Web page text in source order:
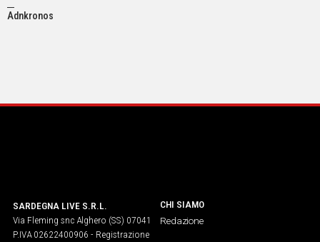
AL CANALE
WHATSAPP
Adnkronos
SARDEGNA LIVE S.R.L.
Via Fleming snc Alghero (SS) 07041
P.IVA 02622400906 - Registrazione
CHI SIAMO
Redazione